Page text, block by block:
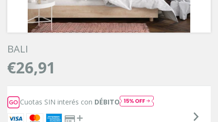
BALI
€26,91
Cuotas SIN interés con DÉBITO